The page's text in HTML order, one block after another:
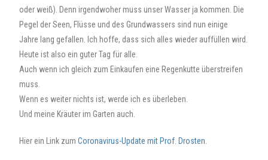
oder weiß). Denn irgendwoher muss unser Wasser ja kommen. Die
Pegel der Seen, Flüsse und des Grundwassers sind nun einige
Jahre lang gefallen. Ich hoffe, dass sich alles wieder auffüllen wird.
Heute ist also ein guter Tag für alle.
Auch wenn ich gleich zum Einkaufen eine Regenkutte überstreifen
muss.
Wenn es weiter nichts ist, werde ich es überleben.
Und meine Kräuter im Garten auch.
Hier ein Link zumCoronavirus-Update mit Prof. Drosten.